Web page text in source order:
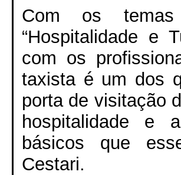
Com os
“Hospitalidade e
com os
taxista é um dos
porta de visitação
hospitalidade e
básicos que
Cestari.